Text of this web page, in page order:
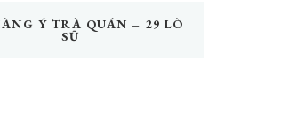
Ý TRÀ QUÁN – 29 LÒ
SŨ